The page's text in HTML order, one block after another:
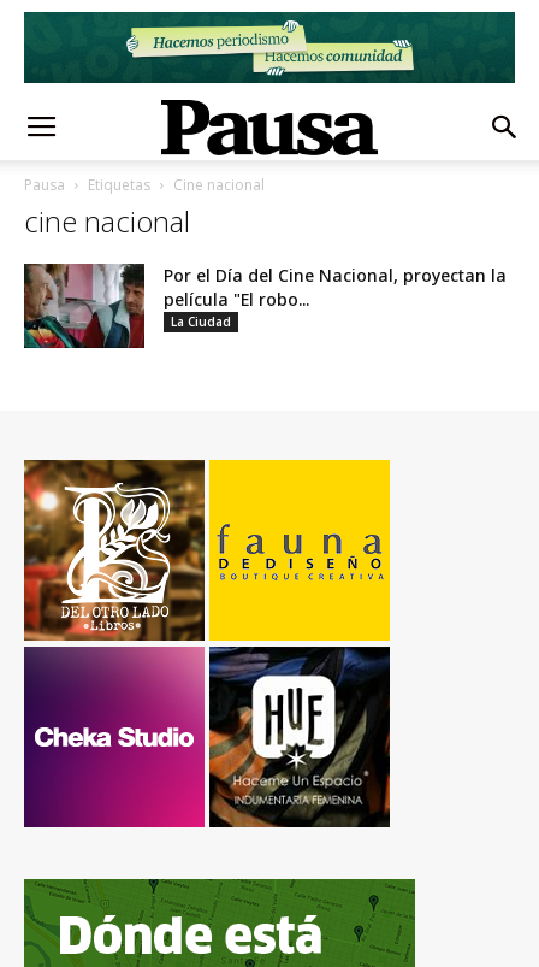
Pausa Etiquetas Cine nacional
cine nacional
Por el Día del Cine Nacional, proyectan la
película "El robo...
La Ciudad